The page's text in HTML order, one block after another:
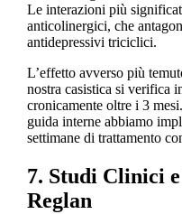
Le interazioni più
anticolinergici, che
antidepressivi triciclici.
L’effetto avverso più
nostra casistica si verifica
cronicamente oltre i 3
guida interne abbiamo
settimane di trattamento
7. Studi Clinici
Reglan